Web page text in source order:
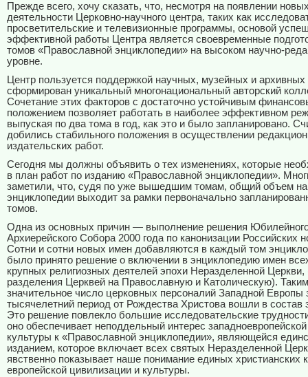
Прежде всего, хочу сказать, что, несмотря на появлении
деятельности Церковно-научного центра, таких как
просветительские и телевизионные программы, основой
эффективной работы Центра является своевременные
томов «Православной энциклопедии» на высоком научно-
уровне.
Центр пользуется поддержкой научных, музейных и
сформирован уникальный многонациональный авторский
Сочетание этих факторов с достаточно устойчивым
положением позволяет работать в наиболее эффективном
выпуская по два тома в год, как это и было запланировано.
добились стабильного положения в осуществлении
издательских работ.
Сегодня мы должны объявить о тех изменениях, которые
в план работ по изданию «Православной энциклопедии».
заметили, что, судя по уже вышедшим томам, общий объем
энциклопедии выходит за рамки первоначально
томов.
Одна из основных причин — выполнение решения
Архиерейского Собора 2000 года по канонизации Российских
Сотни и сотни новых имен добавляются в каждый том
было принято решение о включении в энциклопедию имен
крупных религиозных деятелей эпохи Неразделенной Церкви,
разделения Церквей на Православную и Католическую).
значительное число церковных персоналий Западной Европы
тысячелетний период от Рождества Христова вошли в состав
Это решение повлекло большие исследовательские
оно обеспечивает неподдельный интерес
культуры к «Православной энциклопедии», являющейся
изданием, которое включает всех святых Неразделенной
явственно показывает наше понимание единых христианских
европейской цивилизации и культуры.